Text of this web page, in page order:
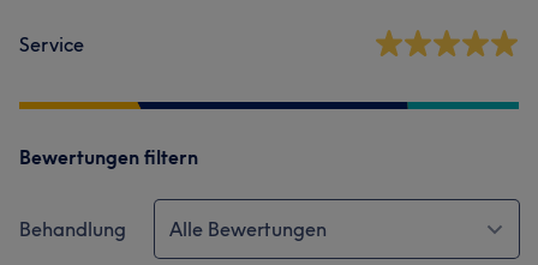
Service
Bewertungen filtern
Behandlung Alle Bewertungen